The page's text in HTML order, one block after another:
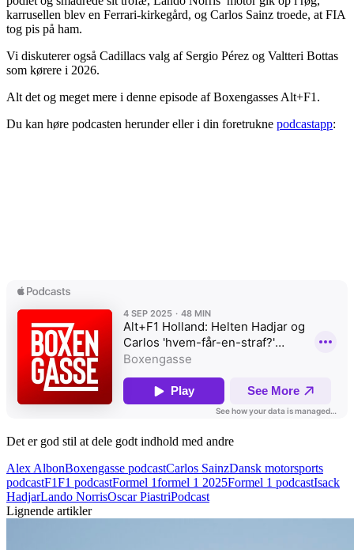
karrusellen blev en Ferrari-kirkegård, og Carlos Sainz troede, at FIA
tog pis på ham.
Vi diskuterer også Cadillacs valg af Sergio Pérez og Valtteri Bottas
som kørere i 2026.
Alt det og meget mere i denne episode af Boxengasses Alt+F1.
Du kan høre podcasten herunder eller i din foretrukne podcastapp:
Det er god stil at dele godt indhold med andre
Alex AlbonBoxengasse podcastCarlos SainzDansk motorsports
podcastF1F1 podcastFormel 1formel 1 2025Formel 1 podcastIsack
HadjarLando NorrisOscar PiastriPodcast
Lignende artikler